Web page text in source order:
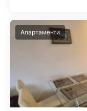
Апартаменти